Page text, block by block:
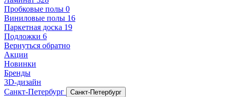
Пробковые полы 0
Виниловые полы 16
Паркетная доска 19
Подложки 6
Вернуться обратно
Акции
Новинки
Бренды
3D-дизайн
Санкт-Петербург
Санкт-Петербург